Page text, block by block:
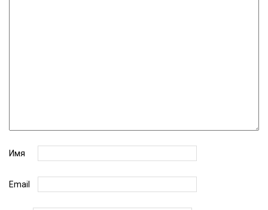
Имя
Email